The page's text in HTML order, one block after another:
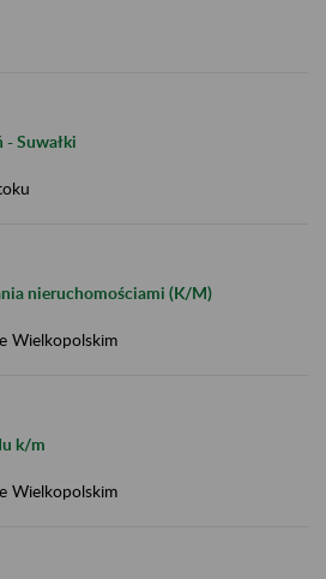
- Suwałki
nieruchomościami (K/M)
Wielkopolskim
k/m
Wielkopolskim